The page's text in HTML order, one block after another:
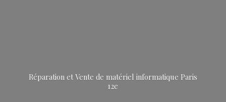
Réparation et Vente de matériel informatique Paris
12e